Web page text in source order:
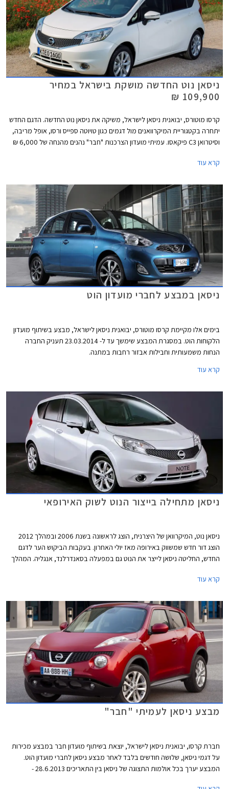
ניסאן נוט החדשה מושקת בישראל במחיר
109,900 ₪
קרסו מוטורס, יבואנית ניסאן לישראל, משיקה את ניסאן נוט החדשה. הדגם החדש
יתחרה בקטגוריית המיקרוואנים מול דגמים כגון טויוטה ספייס ורסו, אופל מריבה,
וסיטרואן C3 פיקאסו. עמיתי מועדון הצרכנות "חבר" נהנים מהנחה של 6,000 ₪
הכוללת קודן, מרימי שמשות וחיישני נסיעה לאחור.
קרא עוד
ניסאן במבצע לחברי מועדון הוט
בימים אלו מקיימת קרסו מוטורס, יבואנית ניסאן לישראל, מבצע בשיתוף מועדון
הלקוחות הוט. במסגרת המבצע שימשך עד ל- 23.03.2014 תעניק החברה
הנחות משמעותית וחבילות אבזור רחבות במתנה.
קרא עוד
ניסאן מתחילה בייצור הנוט לשוק האירופאי
ניסאן נוט, המיקרוואן של היצרנית, הוצג לראשונה בשנת 2006 ובמהלך 2012
הוצג דור חדש שמשווק באירופה מאז יולי האחרון. בעקבות הביקוש הער לדגם
החדש, החליטה ניסאן לייצר את הנוט גם במפעלה בסאנדרלנד, אנגליה. המהלך
כחלק מהאסטרטגיה של ניסאן להפוך ליצרן האסייאתי הנמכר ביותר באירופה.
קרא עוד
מבצע ניסאן לעמיתי "חבר"
חברת קרסו, יבואנית ניסאן לישראל, יוצאת בשיתוף מועדון חבר במבצע מכירות
על דגמי ניסאן, שלושה חודשים בלבד לאחר מבצע ניסאן לחברי מועדון הוט.
המבצע יערך בכל אולמות התצוגה של ניסאן בין התאריכים 28.6.2013 -